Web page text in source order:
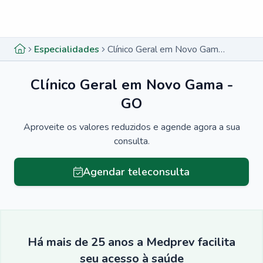
Especialidades Clínico Geral em Novo Gama - GO
Clínico Geral em Novo Gama -
GO
Aproveite os valores reduzidos e agende agora a sua
consulta.
Agendar teleconsulta
Há mais de 25 anos a Medprev facilita
seu acesso à saúde